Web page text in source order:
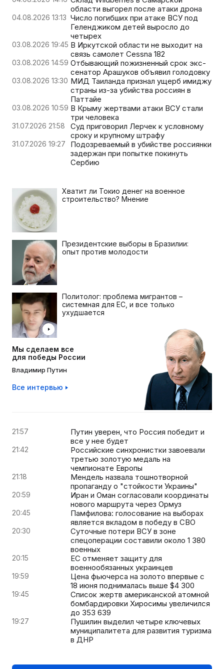
области выгорел после атаки дрона
04.08.2026 13:13 Число погибших при атаке ВСУ под
Геленджиком детей выросло до
четырех
03.08.2026 19:45 В Иркутской области не выходит на
связь самолет Cessna 182
03.08.2026 14:59 Отбывающий пожизненный срок экс-
сенатор Арашуков объявил голодовку
03.08.2026 13:30 МИД Таиланда признал ущерб имиджу
страны из-за убийства россиян в
Паттайе
03.08.2026 10:59 В Крыму жертвами атаки ВСУ стали
три человека
31.07.2026 21:58
Суд приговорил Лерчек к условному
сроку и крупному штрафу
31.07.2026 19:27
Подозреваемый в убийстве россиянки
задержан при попытке покинуть
Сербию
Хватит ли Токио денег на военное
строительство? Мнение
Президентские выборы в Бразилии:
опыт против молодости
Политолог: проблема мигрантов –
системная для ЕС, и все только
ухудшается
Мы сделаем все
для победы России
Владимир Путин
Все интервью
21:57
Путин уверен, что Россия победит и
все у нее будет
21:42
Российские синхронистки завоевали
третью золотую медаль на
чемпионате Европы
21:18
Мендель назвала тошнотворной
пропаганду о "стойкости Украины"
20:59
Иран и Оман согласовали координаты
нового маршрута через Ормуз
20:45
Памфилова: голосование на выборах
является вкладом в победу в СВО
20:30
Суточные потери ВСУ в зоне
спецоперации составили около 1 380
военных
20:15
ЕС отменяет защиту для
военнообязанных украинцев
19:59
Цена фьючерса на золото впервые с
18 июня поднималась выше $4 300
19:45
Список жертв американской атомной
бомбардировки Хиросимы увеличился
до 353 639
19:27
Пушилин выделил четыре ключевых
муниципалитета для развития туризма
в ДНР